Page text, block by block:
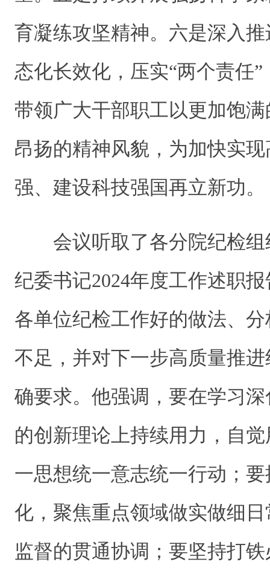
育凝练攻坚精神。六是深入
态化长效化，压实“两个责任
带领广大干部职工以更加饱
昂扬的精神风貌，为加快实
强、建设科技强国再立新功。
会议听取了各分院纪检
纪委书记2024年度工作述职
各单位纪检工作好的做法、
不足，并对下一步高质量推
确要求。他强调，要在学习
的创新理论上持续用力，自
一思想统一意志统一行动；
化，聚焦重点领域做实做细
监督的贯通协调；要坚持打